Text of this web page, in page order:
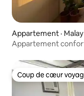
Appartement · Malay
Appartement
Coup de cœur
Coup de cœur